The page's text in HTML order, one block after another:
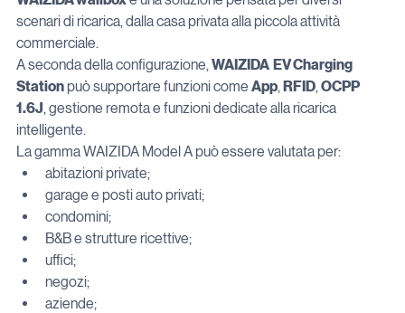
scenari di ricarica, dalla casa privata alla piccola attività
commerciale.
A seconda della configurazione, WAIZIDA  EV Charging
Station può supportare funzioni come App, RFID, OCPP
1.6J, gestione remota e funzioni dedicate alla ricarica
intelligente.
La gamma WAIZIDA Model A può essere valutata per:
abitazioni private;
garage e posti auto privati;
condomini;
B&B e strutture ricettive;
uffici;
negozi;
aziende;